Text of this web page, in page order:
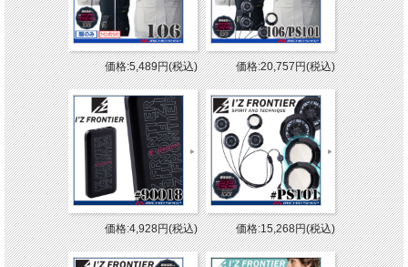
価格:5,489円(税込) 価格:20,757円(税込)
価格:4,928円(税込) 価格:15,268円(税込)